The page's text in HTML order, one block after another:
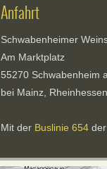
Anfahrt
Schwabenheimer
Am Marktplatz
55270 Schwabenheim
bei Mainz, Rheinhessen
Mit der Buslinie 654